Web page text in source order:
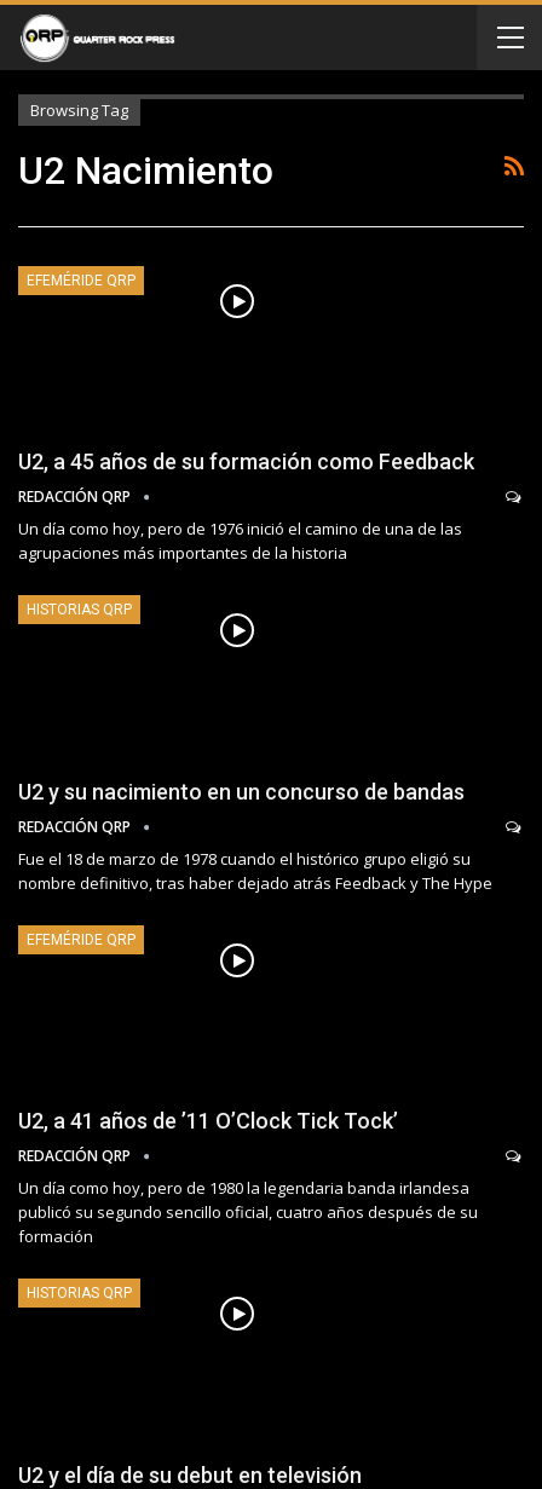
Browsing Tag
U2 Nacimiento
EFEMÉRIDE QRP
U2, a 45 años de su formación como Feedback
REDACCIÓN QRP
Un día como hoy, pero de 1976 inició el camino de una de las
agrupaciones más importantes de la historia
HISTORIAS QRP
U2 y su nacimiento en un concurso de bandas
REDACCIÓN QRP
Fue el 18 de marzo de 1978 cuando el histórico grupo eligió su
nombre definitivo, tras haber dejado atrás Feedback y The Hype
EFEMÉRIDE QRP
U2, a 41 años de ’11 O’Clock Tick Tock’
REDACCIÓN QRP
Un día como hoy, pero de 1980 la legendaria banda irlandesa
publicó su segundo sencillo oficial, cuatro años después de su
formación
HISTORIAS QRP
U2 y el día de su debut en televisión